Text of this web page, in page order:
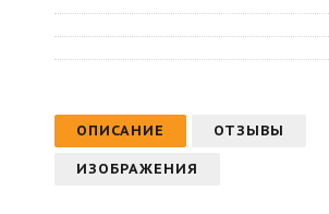
ОПИСАНИЕ ОТЗЫВЫ
ИЗОБРАЖЕНИЯ